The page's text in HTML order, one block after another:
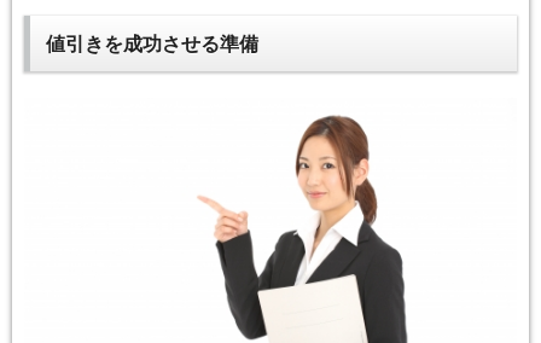
値引きを成功させる準備